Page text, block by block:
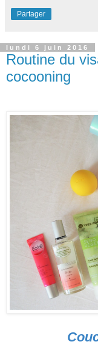
Partager
lundi 6 juin 2016
Routine du
cocooning